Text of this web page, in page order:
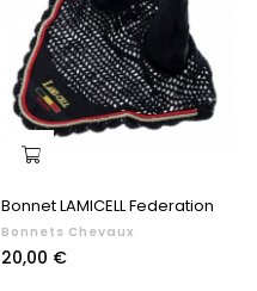
Bonnet LAMICELL Federation
Bonnets Chevaux
Prix
20,00 €